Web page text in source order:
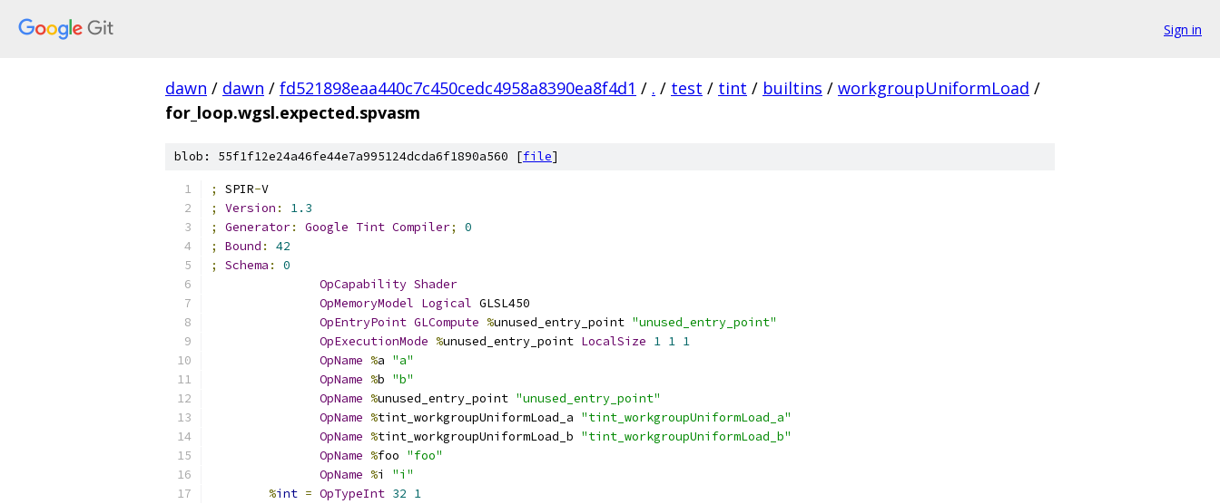
Sign in
dawn / dawn / fd521898eaa440c7c450cedc4958a8390ea8f4d1 / . / test / tint / builtins / workgroupUniformLoad /
for_loop.wgsl.expected.spvasm
blob: 55f1f12e24a46fe44e7a995124dcda6f1890a560 [file]
; SPIR-V
;
Version :
1.3
;
Generator: Google Tint Compiler;
0
;
Bound :
42
;
Schema :
0
OpCapability Shader
OpMemoryModel Logical GLSL450
OpEntryPoint GLCompute %unused_entry_point "unused_entry_point"
OpExecutionMode %unused_entry_point LocalSize 1 1 1
OpName %a "a"
OpName %b "b"
OpName %unused_entry_point "unused_entry_point"
OpName %tint_workgroupUniformLoad_a "tint_workgroupUniformLoad_a"
OpName %tint_workgroupUniformLoad_b "tint_workgroupUniformLoad_b"
OpName %foo "foo"
OpName %i "i"
%int = OpTypeInt 32 1